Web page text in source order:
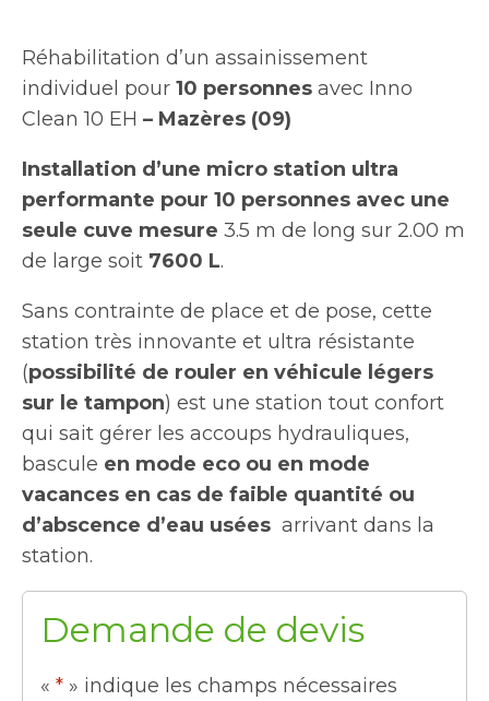
Réhabilitation d’un assainissement
individuel pour 10 personnes avec Inno
Clean 10 EH – Mazères (09)
Installation d’une micro station ultra
performante pour 10 personnes avec une
seule cuve mesure 3.5 m de long sur 2.00 m
de large soit 7600 L.
Sans contrainte de place et de pose, cette
station très innovante et ultra résistante
(possibilité de rouler en véhicule légers
sur le tampon) est une station tout confort
qui sait gérer les accoups hydrauliques,
bascule en mode eco ou en mode
vacances en cas de faible quantité ou
d’abscence d’eau usées arrivant dans la
station.
Demande de devis
« * » indique les champs nécessaires